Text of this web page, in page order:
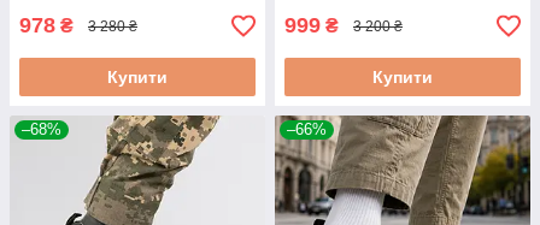
978 ₴ 3 280 ₴
Купити
999 ₴ 3 200 ₴
Купити
–68% –66%